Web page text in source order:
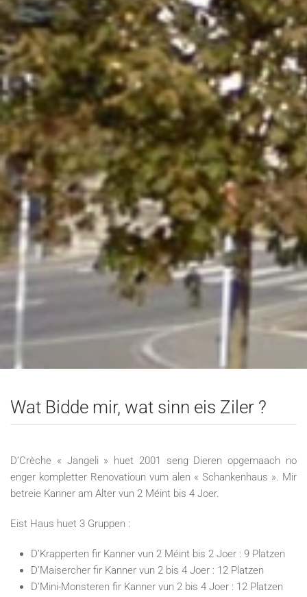
Wat Bidde mir, wat sinn eis Ziler ?
D’Crèche « Jangeli » huet 2001 seng Dieren opgemaach no
enger kompletter Renovatioun vum alen « Schankenhaus ». Mir
betreie Kanner am Alter vun 2 Méint bis 4 Joer.
Eist Haus huet 3 Gruppen :
D’Krapperten fir Kanner vun 2 Méint bis 2 Joer : 9 Platzen
D’Maisercher fir Kanner vun 2 bis 4 Joer : 12 Platzen
D’Mini-Monsteren fir Kanner vun 2 bis 4 Joer : 12 Platzen